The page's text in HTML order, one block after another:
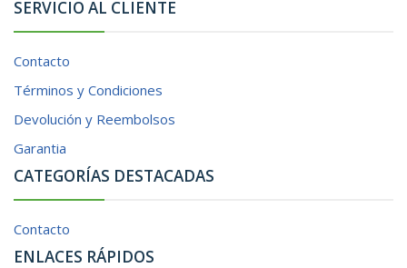
SERVICIO AL CLIENTE
Contacto
Términos y Condiciones
Devolución y Reembolsos
Garantia
CATEGORÍAS DESTACADAS
Contacto
ENLACES RÁPIDOS